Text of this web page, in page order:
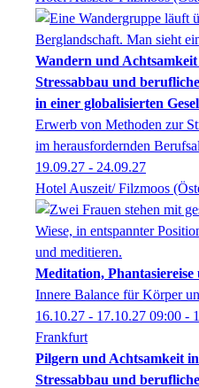
Wandern und
Stressabbau und
in einer globalisierten
Erwerb von Methoden zur
im herausfordernden
19.09.27 - 24.09.27
Hotel Auszeit/ Filzmoos
Meditation, Phantasiereise
Innere Balance für Körper
16.10.27 - 17.10.27 09:00 -
Frankfurt
Pilgern und Achtsamkeit
Stressabbau und berufliche